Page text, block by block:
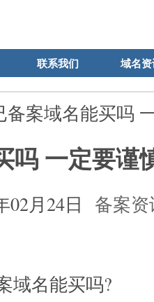
联系我们 域名
备案域名能买吗
吗 一定要谨
02月24日
备案资
名能买吗?